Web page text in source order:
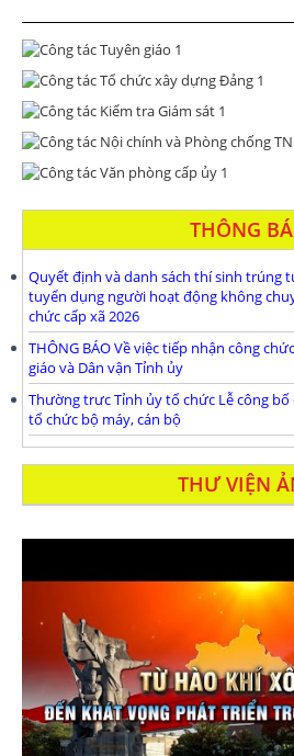
THÔNG
Quyết định và danh sách thí sinh trúng
tuyển dụng người hoạt động không
chức cấp xã 2026
THÔNG BÁO Về việc tiếp nhận công
giáo và Dân vận Tỉnh ủy
Thường trưc Tỉnh ủy tổ chức Lễ công
tổ chức bộ máy, cán bộ
THƯ VIỆN